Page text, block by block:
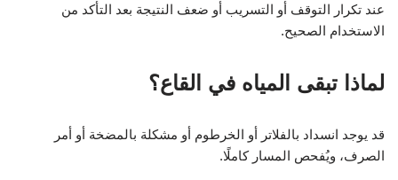
عند تكرار التوقف أو التسريب أو ضعف النتيجة بعد التأكد من
الاستخدام الصحيح.
لماذا تبقى المياه في القاع؟
قد يوجد انسداد بالفلاتر أو الخرطوم أو مشكلة بالمضخة أو أمر
الصرف، ويُفحص المسار كاملًا.